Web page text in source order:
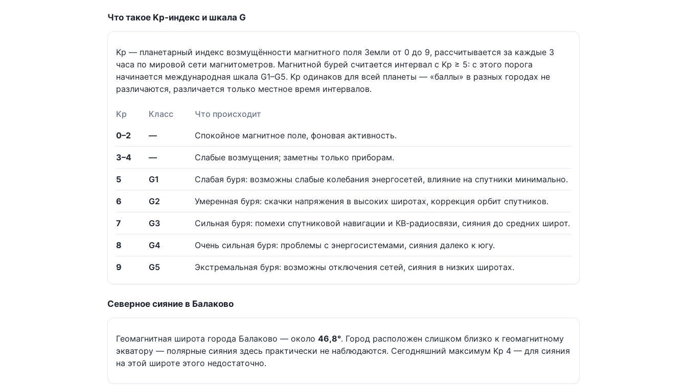
Что такое Kp-индекс и шкала G
Kp — планетарный индекс возмущённости магнитного поля Земли от 0 до 9, рассчитывается за каждые 3
часа по мировой сети магнитометров. Магнитной бурей считается интервал с Kp ≥ 5: с этого порога
начинается международная шкала G1–G5. Kp одинаков для всей планеты — «баллы» в разных городах не
различаются, различается только местное время интервалов.
Kp Класс Что происходит
0–2 — Спокойное магнитное поле, фоновая активность.
3–4 — Слабые возмущения; заметны только приборам.
5 G1 Слабая буря: возможны слабые колебания энергосетей, влияние на спутники минимально.
6 G2 Умеренная буря: скачки напряжения в высоких широтах, коррекция орбит спутников.
7 G3 Сильная буря: помехи спутниковой навигации и КВ-радиосвязи, сияния до средних широт.
8 G4 Очень сильная буря: проблемы с энергосистемами, сияния далеко к югу.
9 G5 Экстремальная буря: возможны отключения сетей, сияния в низких широтах.
Северное сияние в Балаково
Геомагнитная широта города Балаково — около 46,8°. Город расположен слишком близко к геомагнитному
экватору — полярные сияния здесь практически не наблюдаются. Сегодняшний максимум Kp 4 — для сияния
на этой широте этого недостаточно.